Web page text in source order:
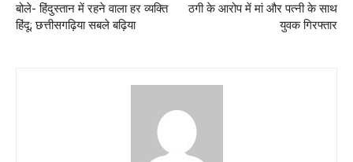
बोले- हिंदुस्तान में रहने वाला हर व्यक्ति
हिंदू; छत्तीसगढ़िया सबले बढ़िया
ठगी के आरोप में मां और पत्नी के साथ
युवक गिरफ्तार